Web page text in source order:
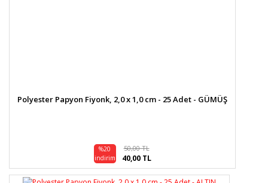
Polyester Papyon Fiyonk, 2,0 x 1,0 cm - 25 Adet - GÜMÜŞ
%20
indirim
50,00 TL
40,00 TL